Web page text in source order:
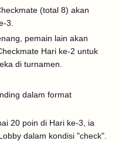
(total 8) akan
3.
pemain lain akan
Hari ke-2 untuk
di turnamen.
dalam format
20 poin di Hari ke-3, ia
dalam kondisi "check".